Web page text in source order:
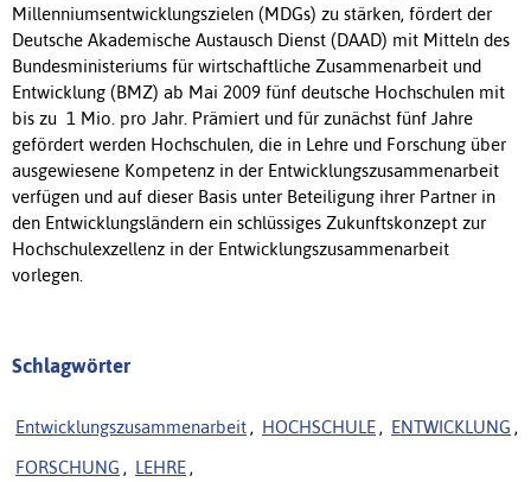
Millenniumsentwicklungszielen (MDGs) zu stärken, fördert der
Deutsche Akademische Austausch Dienst (DAAD) mit Mitteln des
Bundesministeriums für wirtschaftliche Zusammenarbeit und
Entwicklung (BMZ) ab Mai 2009 fünf deutsche Hochschulen mit
bis zu  1 Mio. pro Jahr. Prämiert und für zunächst fünf Jahre
gefördert werden Hochschulen, die in Lehre und Forschung über
ausgewiesene Kompetenz in der Entwicklungszusammenarbeit
verfügen und auf dieser Basis unter Beteiligung ihrer Partner in
den Entwicklungsländern ein schlüssiges Zukunftskonzept zur
Hochschulexzellenz in der Entwicklungszusammenarbeit
vorlegen.
Schlagwörter
Entwicklungszusammenarbeit , HOCHSCHULE , ENTWICKLUNG ,
FORSCHUNG , LEHRE ,